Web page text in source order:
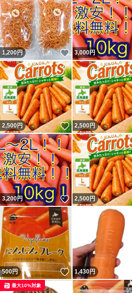
1,200円 いいね！
3,000円
2,500円 いいね！
2,500円
3,200円 いいね！
2,500円
500円 いいね！
1,430円
最大10%対象